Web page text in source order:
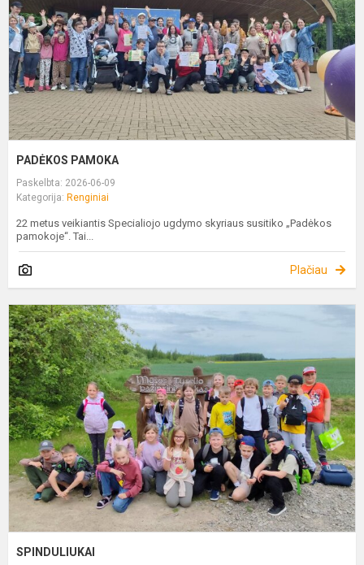
PADĖKOS PAMOKA
Paskelbta: 2026-06-09
Kategorija: Renginiai
22 metus veikiantis Specialiojo ugdymo skyriaus susitiko „Padėkos
pamokoje“. Tai...
Plačiau
SPINDULIUKAI